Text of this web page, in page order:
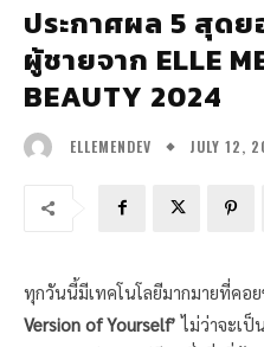
ประกาศผล 5 สุด
ผู้ชายจาก ELLE
BEAUTY 2024
ELLEMENDEV JULY 12,
ทุกวันนี้มีเทคโนโลยีมากมายที่คอย
Version of Yourself’ ไม่ว่าจะเป็